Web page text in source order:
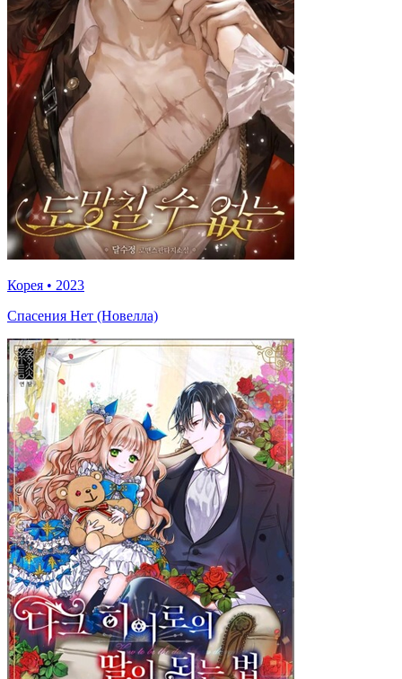
Корея • 2023
Спасения Нет (Новелла)